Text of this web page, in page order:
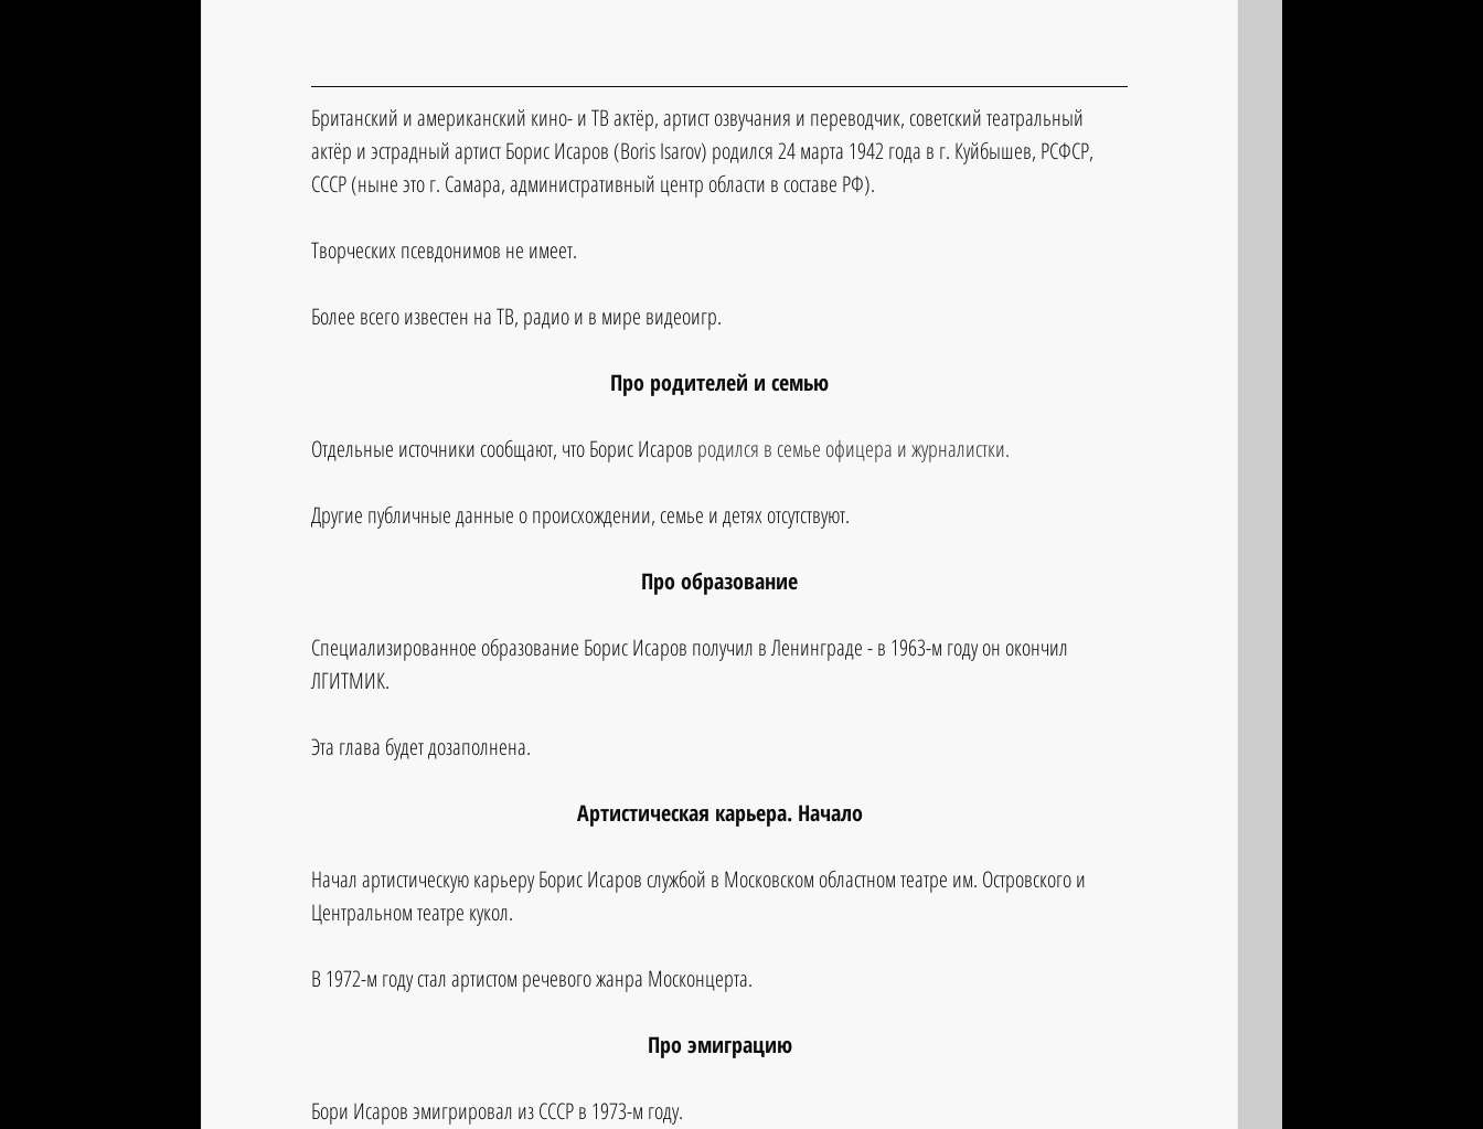
Британский и американский кино- и ТВ актёр, артист озвучания и переводчик, советский театральный
актёр и эстрадный артист Борис Исаров (Boris Isarov) родился 24 марта 1942 года в г. Куйбышев, РСФСР,
СССР (ныне это г. Самара, административный центр области в составе РФ).
Творческих псевдонимов не имеет.
Более всего известен на ТВ, радио и в мире видеоигр.
Про родителей и семью
Отдельные источники сообщают, что Борис Исаров родился в семье офицера и журналистки.
Другие публичные данные о происхождении, семье и детях отсутствуют.
Про образование
Специализированное образование Борис Исаров получил в Ленинграде - в 1963-м году он окончил
ЛГИТМИК.
Эта глава будет дозаполнена.
Артистическая карьера. Начало
Начал артистическую карьеру Борис Исаров службой в Московском областном театре им. Островского и
Центральном театре кукол.
В 1972-м году стал артистом речевого жанра Москонцерта.
Про эмиграцию
Бори Исаров эмигрировал из СССР в 1973-м году.